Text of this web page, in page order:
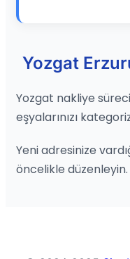
Yozgat
Yozgat nakliye
eşyalarınızı
Yeni adresinize
öncelikle düzenleyin.